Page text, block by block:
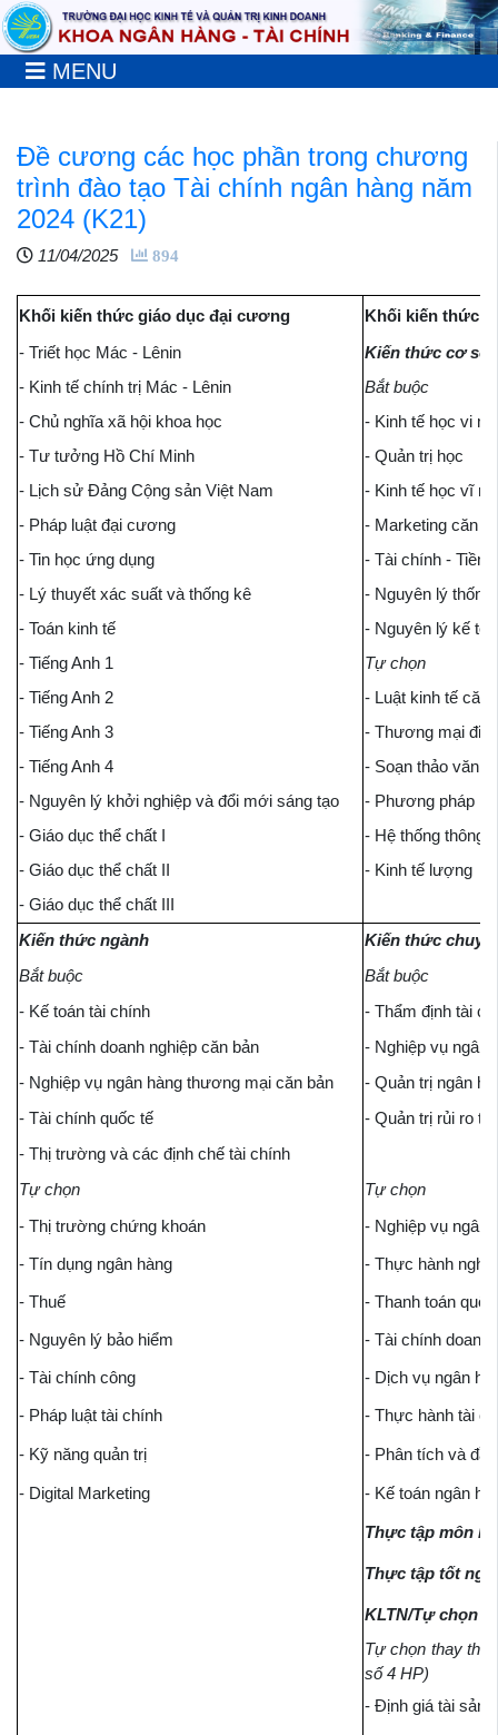
MENU
Đề cương các học phần trong chương
trình đào tạo Tài chính ngân hàng năm
2024 (K21)
11/04/2025 894
Khối kiến thức giáo dục đại cương
Khối kiến thức
- Triết học Mác - Lênin
Kiến thức cơ sở
- Kinh tế chính trị Mác - Lênin
Bắt buộc
- Chủ nghĩa xã hội khoa học
- Kinh tế học vi
- Tư tưởng Hồ Chí Minh
- Quản trị học
- Lịch sử Đảng Cộng sản Việt Nam
- Kinh tế học vĩ
- Pháp luật đại cương
- Marketing căn
- Tin học ứng dụng
- Tài chính - Tiền
- Lý thuyết xác suất và thống kê
- Nguyên lý thống
- Toán kinh tế
- Nguyên lý kế
- Tiếng Anh 1
Tự chọn
- Tiếng Anh 2
- Luật kinh tế căn
- Tiếng Anh 3
- Thương mại
- Tiếng Anh 4
- Soạn thảo văn
- Nguyên lý khởi nghiệp và đổi mới sáng tạo
- Phương pháp
- Giáo dục thể chất I
- Hệ thống thông
- Giáo dục thể chất II
- Kinh tế lượng
- Giáo dục thể chất III
Kiến thức ngành
Kiến thức
Bắt buộc
Bắt buộc
- Kế toán tài chính
- Thẩm định tài
- Tài chính doanh nghiệp căn bản
- Nghiệp vụ ngân
- Nghiệp vụ ngân hàng thương mại căn bản
- Quản trị ngân
- Tài chính quốc tế
- Quản trị rủi ro
- Thị trường và các định chế tài chính
Tự chọn
Tự chọn
- Thị trường chứng khoán
- Nghiệp vụ ngân
- Tín dụng ngân hàng
- Thực hành
- Thuế
- Thanh toán
- Nguyên lý bảo hiểm
- Tài chính doanh
- Tài chính công
- Dịch vụ ngân
- Pháp luật tài chính
- Thực hành tài
- Kỹ năng quản trị - Phân tích và
- Digital Marketing - Kế toán ngân
Thực tập môn
Thực tập tốt
KLTN/Tự chọn
Tự chọn thay thế
số 4 HP)
- Định giá tài sản